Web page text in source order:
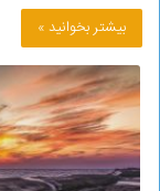
بیشتر بخوانید »